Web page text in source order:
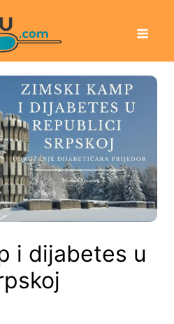
i dijabetes u